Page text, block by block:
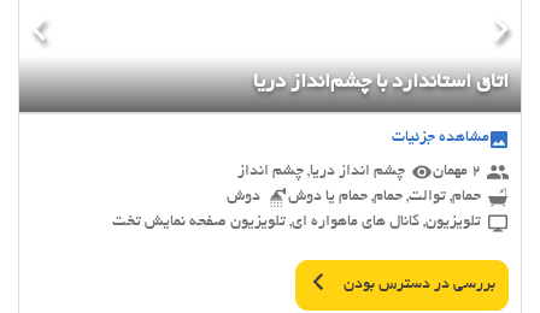
اتاق استاندارد با چشم‌انداز دریا
مشاهده جزئیات
2 مهمان
چشم انداز دریا, چشم انداز
حمام, توالت, حمام, حمام یا دوش
دوش
تلویزیون, کانال های ماهواره ای, تلویزیون صفحه نمایش تخت
بررسی در دسترس بودن